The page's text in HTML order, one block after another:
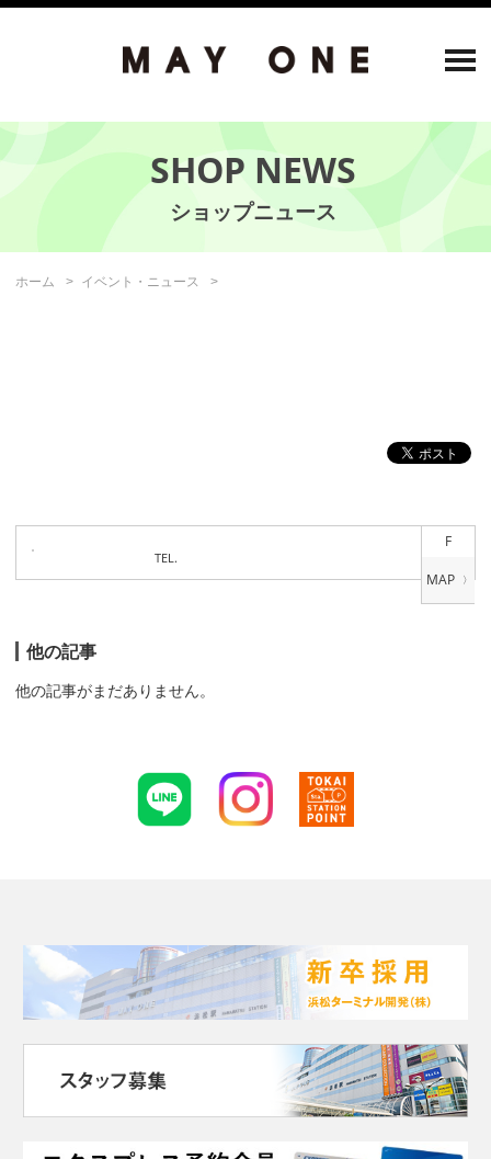
SHOP NEWS
ホーム イベント・ニュース
F
TEL.
他の記事
他の記事がまだありません。